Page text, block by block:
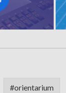
#orientarium